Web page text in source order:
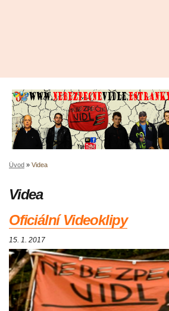
Úvod » Videa
Videa
Oficiální Videoklipy
15. 1. 2017